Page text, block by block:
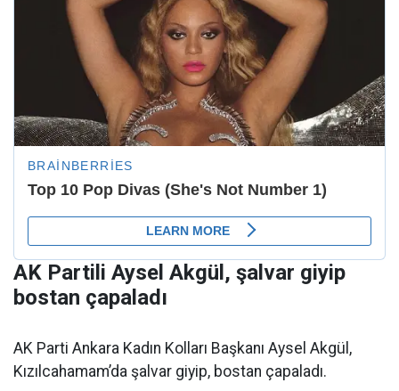
AK Partili Aysel Akgül, şalvar giyip
bostan çapaladı
AK Parti Ankara Kadın Kolları Başkanı Aysel Akgül,
Kızılcahamam’da şalvar giyip, bostan çapaladı.